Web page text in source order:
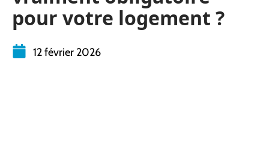
pour votre logement ?
12 février 2026